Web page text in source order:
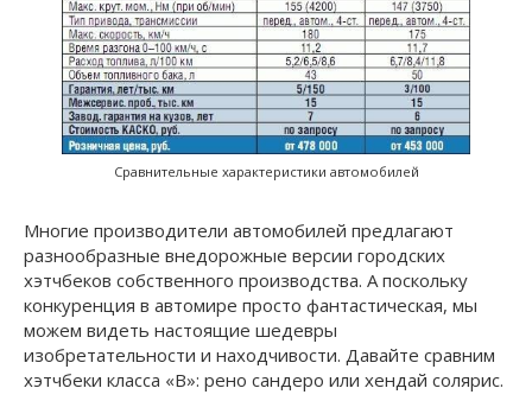
Сравнительные характеристики автомобилей
Многие производители автомобилей предлагают
разнообразные внедорожные версии городских
хэтчбеков собственного производства. А поскольку
конкуренция в автомире просто фантастическая, мы
можем видеть настоящие шедевры
изобретательности и находчивости. Давайте сравним
хэтчбеки класса «В»: рено сандеро или хендай солярис.